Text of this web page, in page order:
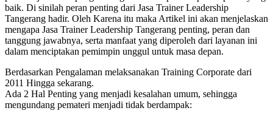
baik. Di sinilah peran penting dari Jasa Trainer Leadership
Tangerang hadir. Oleh Karena itu maka Artikel ini akan menjelaskan
mengapa Jasa Trainer Leadership Tangerang penting, peran dan
tanggung jawabnya, serta manfaat yang diperoleh dari layanan ini
dalam menciptakan pemimpin unggul untuk masa depan.
Berdasarkan Pengalaman melaksanakan Training Corporate dari
2011 Hingga sekarang.
Ada 2 Hal Penting yang menjadi kesalahan umum, sehingga
mengundang pemateri menjadi tidak berdampak: